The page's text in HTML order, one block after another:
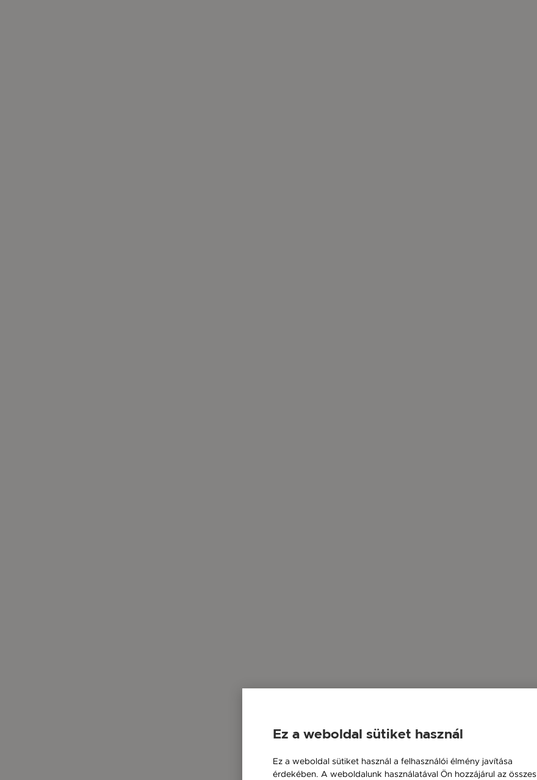
Ez a weboldal sütiket használ
Ez a weboldal sütiket használ a felhasználói élmény javítása
érdekében. A weboldalunk használatával Ön hozzájárul az összes